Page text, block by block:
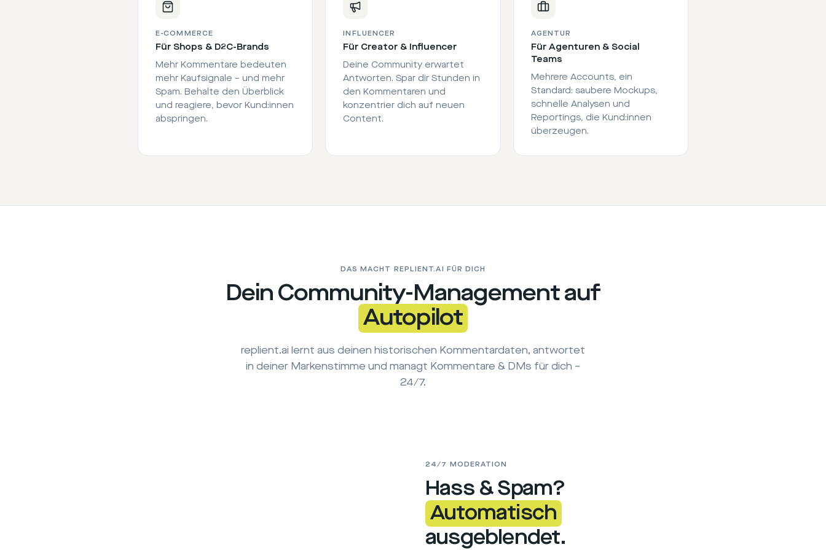
E-COMMERCE
Für Shops & D2C-Brands
Mehr Kommentare bedeuten
mehr Kaufsignale – und mehr
Spam. Behalte den Überblick
und reagiere, bevor Kund:innen
abspringen.
INFLUENCER
Für Creator & Influencer
Deine Community erwartet
Antworten. Spar dir Stunden in
den Kommentaren und
konzentrier dich auf neuen
Content.
AGENTUR
Für Agenturen & Social
Teams
Mehrere Accounts, ein
Standard: saubere Mockups,
schnelle Analysen und
Reportings, die Kund:innen
überzeugen.
DAS MACHT REPLIENT.AI FÜR DICH
Dein Community-Management auf
Autopilot
replient.ai lernt aus deinen historischen Kommentardaten, antwortet
in deiner Markenstimme und managt Kommentare & DMs für dich –
24/7.
24/7 MODERATION
Hass & Spam?
Automatisch
ausgeblendet.